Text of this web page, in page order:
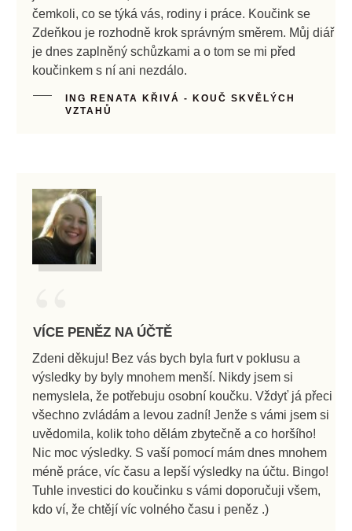
čemkoli, co se týká vás, rodiny i práce. Koučink se
Zdeňkou je rozhodně krok správným směrem. Můj diář
je dnes zaplněný schůzkami a o tom se mi před
koučinkem s ní ani nezdálo.
ING RENATA KŘIVÁ - KOUČ SKVĚLÝCH
VZTAHŮ
“
VÍCE PENĚZ NA ÚČTĚ
Zdeni děkuju! Bez vás bych byla furt v poklusu a
výsledky by byly mnohem menší. Nikdy jsem si
nemyslela, že potřebuju osobní koučku. Vždyť já přeci
všechno zvládám a levou zadní! Jenže s vámi jsem si
uvědomila, kolik toho dělám zbytečně a co horšího!
Nic moc výsledky. S vaší pomocí mám dnes mnohem
méně práce, víc času a lepší výsledky na účtu. Bingo!
Tuhle investici do koučinku s vámi doporučuji všem,
kdo ví, že chtějí víc volného času i peněz .)